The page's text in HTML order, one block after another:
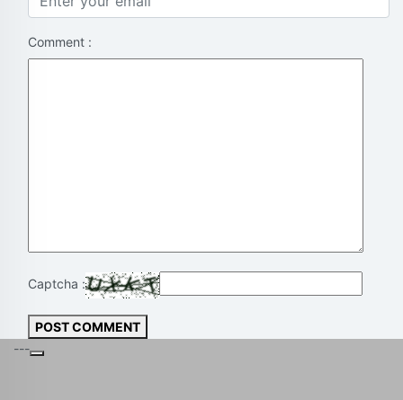
Comment :
Captcha :
POST COMMENT
---